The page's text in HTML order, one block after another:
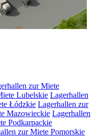
zur Miete
Lubelskie Lagerhallen
Łódzkie Lagerhallen zur
Mazowieckie Lagerhallen
Podkarpackie
zur Miete Pomorskie